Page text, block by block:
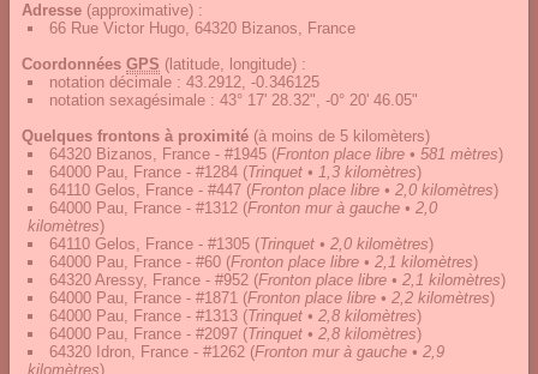
Adresse (approximative) :
66 Rue Victor Hugo, 64320 Bizanos, France
Coordonnées GPS (latitude, longitude) :
notation décimale : 43.2912, -0.346125
notation sexagésimale : 43° 17' 28.32", -0° 20' 46.05"
Quelques frontons à proximité (à moins de 5 kilomèters)
64320 Bizanos, France - #1945 (Fronton place libre • 581 mètres)
64000 Pau, France - #1284 (Trinquet • 1,3 kilomètres)
64110 Gelos, France - #447 (Fronton place libre • 2,0 kilomètres)
64000 Pau, France - #1312 (Fronton mur à gauche • 2,0
kilomètres)
64110 Gelos, France - #1305 (Trinquet • 2,0 kilomètres)
64000 Pau, France - #60 (Fronton place libre • 2,1 kilomètres)
64320 Aressy, France - #952 (Fronton place libre • 2,1 kilomètres)
64000 Pau, France - #1871 (Fronton place libre • 2,2 kilomètres)
64000 Pau, France - #1313 (Trinquet • 2,8 kilomètres)
64000 Pau, France - #2097 (Trinquet • 2,8 kilomètres)
64320 Idron, France - #1262 (Fronton mur à gauche • 2,9
kilomètres)